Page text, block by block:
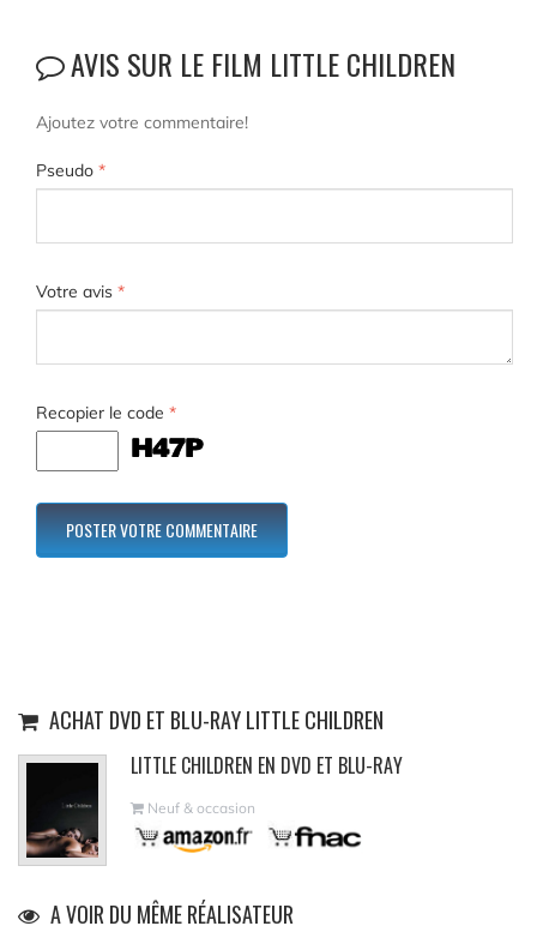
AVIS SUR LE FILM LITTLE CHILDREN
Ajoutez votre commentaire!
Pseudo *
Votre avis *
Recopier le code *
ACHAT DVD ET BLU-RAY LITTLE CHILDREN
LITTLE CHILDREN EN DVD ET BLU-RAY
Neuf & occasion
A VOIR DU MÊME RÉALISATEUR